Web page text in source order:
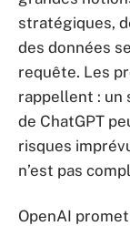
stratégiques,
des données
requête. Les
rappellent : un
de ChatGPT
risques
n’est pas
OpenAI